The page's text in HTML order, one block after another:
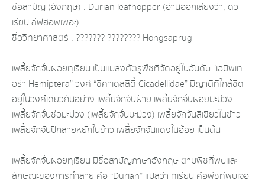
ชื่อสามัญ (อังกฤษ) : Durian leafhopper (อ่านออกเสียงว่า; ดิว
เรียน ลีฟฮอพเพอะ)
ชื่อวิทยาศาสตร์ : ??????? ???????? Hongsaprug
เพลี้ยจักจั่นฝอยทุเรียน เป็นแมลงศัตรูพืชที่จัดอยู่ในอันดับ “เฮมิพเท
อร่า Hemiptera” วงศ์ “ซิคาเดลลิดี้ Cicadellidae” มีญาติที่ใกล้ชิด
อยู่ในวงศ์เดียวกันอย่าง เพลี้ยจักจั่นฝ้าย เพลี้ยจักจั่นฝอยมะม่วง
เพลี้ยจักจั่นช่อมะม่วง (เพลี้ยจักจั่นมะม่วง) เพลี้ยจักจั่นสีเขียวในข้าว
เพลี้ยจักจั่นปีกลายหยักในข้าว เพลี้ยจักจั่นแดงในอ้อย เป็นต้น
เพลี้ยจักจั่นฝอยทุเรียน มีชื่อสามัญภาษาอังกฤษ ตามพืชที่พบและ
ลักษณะของการทำลาย คือ “Durian” แปลว่า ทุเรียน คือพืชที่พบเจอ